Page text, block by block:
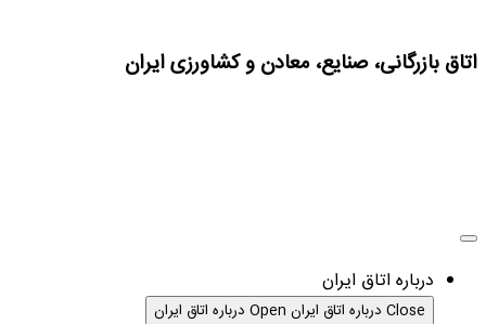
اتاق بازرگانی، صنایع، معادن و کشاورزی ایران
درباره اتاق ایران
Close درباره اتاق ایران Open درباره اتاق ایران